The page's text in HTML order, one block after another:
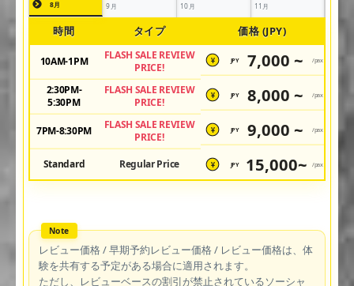
8月 9月 10月 11月
時間 タイプ 価格 (JPY)
10AM-1PM
FLASH SALE REVIEW
PRICE!
¥ JPY 7,000 ~ /pax
2:30PM-
5:30PM
FLASH SALE REVIEW
PRICE!
¥ JPY 8,000 ~ /pax
7PM-8:30PM
FLASH SALE REVIEW
PRICE!
¥ JPY 9,000 ~ /pax
Standard Regular Price ¥ JPY 15,000~ /pax
レビュー価格 / 早期予約レビュー価格 / レビュー価格は、体
験を共有する予定がある場合に適用されます。
ただし、レビューベースの割引が禁止されているソーシャ